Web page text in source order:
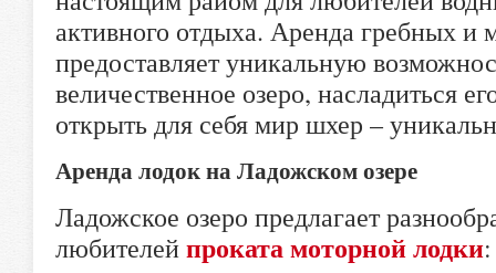
активного отдыха. Аренда гребных и
предоставляет уникальную
величественное озеро, насладиться
открыть для себя мир шхер –
Аренда лодок на Ладожском озере
Ладожское озеро предлагает
любителейпроката моторной лодки: